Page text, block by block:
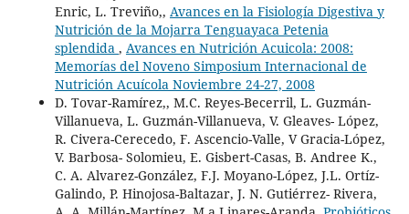
Enric, L. Treviño,, Avances en la Fisiología Digestiva y
Nutrición de la Mojarra Tenguayaca Petenia
splendida , Avances en Nutrición Acuicola: 2008:
Memorías del Noveno Simposium Internacional de
Nutrición Acuícola Noviembre 24-27, 2008
D. Tovar-Ramírez,, M.C. Reyes-Becerril, L. Guzmán-
Villanueva, L. Guzmán-Villanueva, V. Gleaves- López,
R. Civera-Cerecedo, F. Ascencio-Valle, V Gracia-López,
V. Barbosa- Solomieu, E. Gisbert-Casas, B. Andree K.,
C. A. Alvarez-González, F.J. Moyano-López, J.L. Ortíz-
Galindo, P. Hinojosa-Baltazar, J. N. Gutiérrez- Rivera,